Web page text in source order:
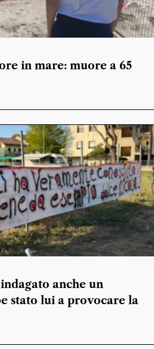
in mare: muore a 65
anche un
stato lui a provocare la